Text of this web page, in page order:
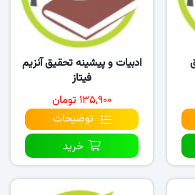
ادبیات و پیشینه تحقیق آنزیم
فیتاز
۱۳۵,۹۰۰ تومان
توضیحات
خرید